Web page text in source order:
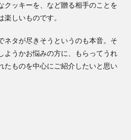
クッキーを、など贈る相手のことを
しいものです。
ネタが尽きそうというのも本音。そ
ようかお悩みの方に、もらってうれ
たものを中心にご紹介したいと思い